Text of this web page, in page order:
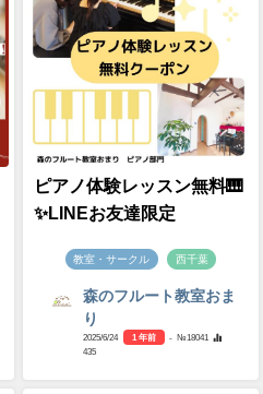
ピアノ体験レッスン無料🎹
✨LINEお友達限定
教室・サークル 西千葉
森のフルート教室おま
り
2025/6/24 1 年前
- №18041
435